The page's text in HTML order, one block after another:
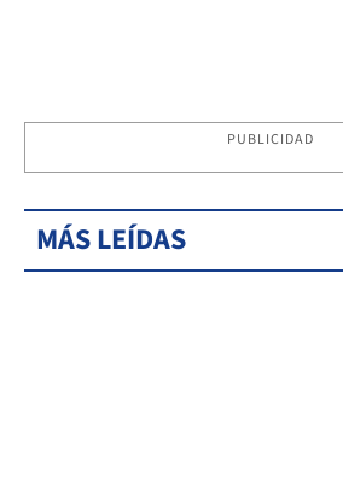
PUBLICIDAD
MÁS LEÍDAS